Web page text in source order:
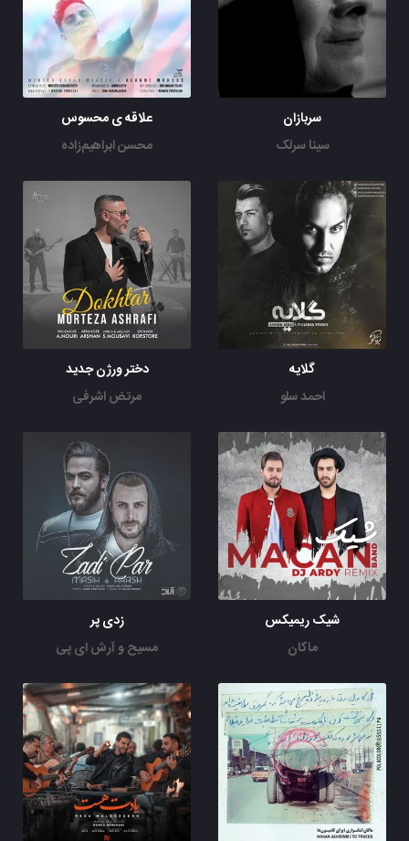
سربازان
سینا سرلک
علاقه ی محسوس
محسن ابراهیم‌زاده
گلایه
احمد سلو
دختر ورژن جدید
مرتض اشرفی
شیک ریمیکس
ماکان
زدی پر
مسیح و آرش ای پی